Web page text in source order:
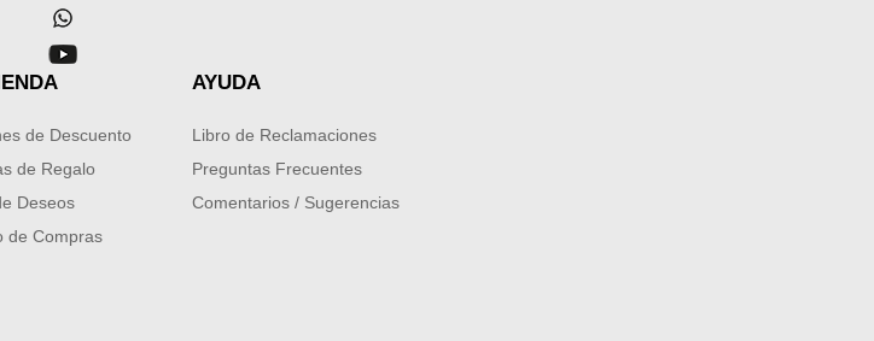
de Descuento
de Regalo
Deseos
de Compras
AYUDA
Libro de Reclamaciones
Preguntas Frecuentes
Comentarios / Sugerencias